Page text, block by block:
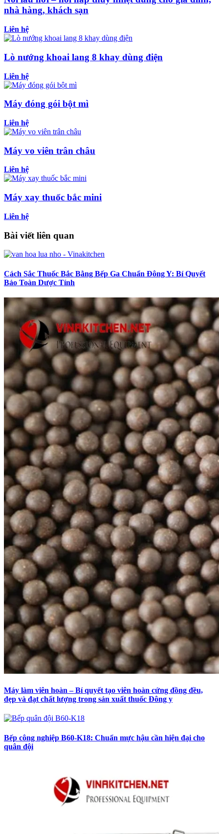
nhà hàng, khách sạn
Liên hệ
Lò nướng khoai lang 8 khay dùng điện
Liên hệ
Máy đóng gói bột mì
Liên hệ
Máy vo viên trân châu
Liên hệ
Máy xay thuốc bắc mini
Liên hệ
Bài viết liên quan
Cách Sắc Thuốc Bắc Bằng Bếp Ga Chuẩn Đông Y: Bí Quyết
Bảo Toàn Dược Tính
Máy làm viên hoàn – Bí quyết tạo viên hoàn cứng đồng đều,
đẹp và đạt chất lượng trong sản xuất thuốc Đông y
Bếp công nghiệp B60-K18: Chuẩn mực hậu cần hiện đại cho
quân đội